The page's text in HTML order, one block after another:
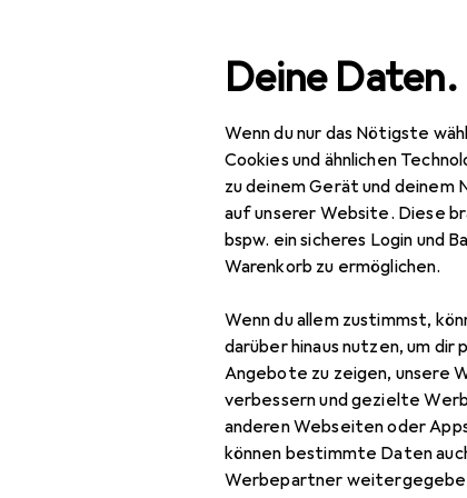
Deine
Wenn du nur das Nötigste
Cookies und ähnlichen
zu deinem Gerät und deinem
auf unserer Website. Diese
bspw. ein sicheres Login und
Warenkorb zu ermöglichen.
Wenn du allem zustimmst,
darüber hinaus nutzen, um dir
Angebote zu zeigen, unsere
verbessern und gezielte
anderen Webseiten oder
können bestimmte Daten
Werbepartner
Navigation nach KategorienGesamtsortiment IT +